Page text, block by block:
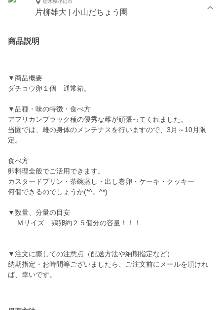
片柳雄大 | 小山だちょう園
商品説明
▼商品概要
ダチョウ卵１個 通常箱。
▼品種・味の特徴・食べ方
アフリカンブラック種の優秀な雌が頑張ってくれました。
当園では、雌の身体のメンテナスを行いますので、3月～10月限
定。
食べ方
卵料理全般でご活用できます。
カスタードプリン・茶碗蒸し・出し巻卵・ケーキ・クッキー
何個できるのでしょうか(*^。^*)
▼数量、分量の目安
Ｍサイズ 鶏卵約２５個分の容量！！！
▼注文に際しての注意点（配送方法や納期指定など）
納期指定・お時間等ございましたら、ご注文前にメールを頂けれ
ば、幸いです。